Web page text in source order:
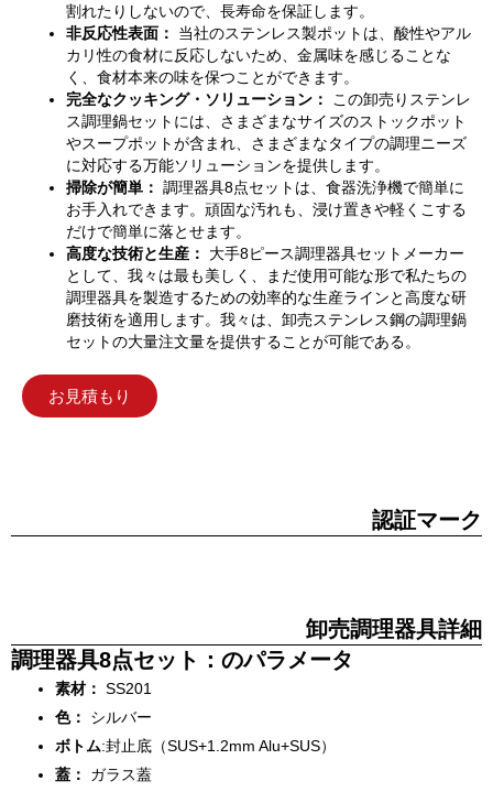
割れたりしないので、長寿命を保証します。
非反応性表面：
当社のステンレス製ポットは、酸性やアル
カリ性の食材に反応しないため、金属味を感じることな
く、食材本来の味を保つことができます。
完全なクッキング・ソリューション：
この卸売りステンレ
ス調理鍋セットには、さまざまなサイズのストックポット
やスープポットが含まれ、さまざまなタイプの調理ニーズ
に対応する万能ソリューションを提供します。
掃除が簡単： 調理器具8点セットは、食器洗浄機で簡単に
お手入れできます。頑固な汚れも、浸け置きや軽くこする
だけで簡単に落とせます。
高度な技術と生産：
大手8ピース調理器具セットメーカー
として、我々は最も美しく、まだ使用可能な形で私たちの
調理器具を製造するための効率的な生産ラインと高度な研
磨技術を適用します。我々は、卸売ステンレス鋼の調理鍋
セットの大量注文量を提供することが可能である。
お見積もり
認証マーク
卸売調理器具詳細
調理器具8点セット：のパラメータ
素材： SS201
色：
シルバー
ボトム:封止底（SUS+1.2mm Alu+SUS）
蓋：
ガラス蓋